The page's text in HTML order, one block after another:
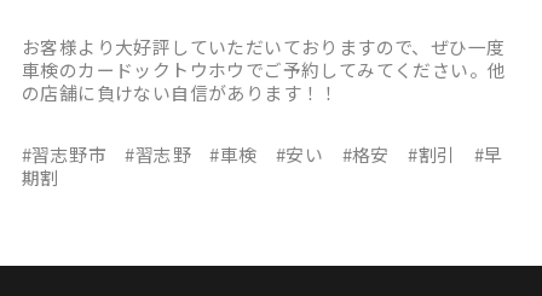
お客様より大好評していただいておりますので、ぜひ一度
車検のカードックトウホウでご予約してみてください。他
の店舗に負けない自信があります！！
#習志野市 #習志野 #車検 #安い #格安 #割引 #早
期割